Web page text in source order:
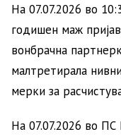
На 07.07.2026 во
годишен маж
вонбрачна
малтретирала
мерки за
На 07.07.2026 во